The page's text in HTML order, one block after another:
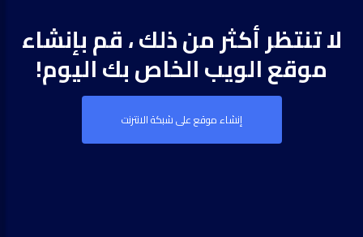
لا تنتظر أكثر من ذلك ، قم بإنشاء
موقع الويب الخاص بك اليوم!
إنشاء موقع على شبكة الانترنت